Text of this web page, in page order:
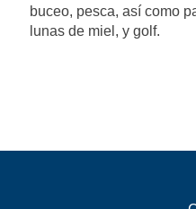
buceo, pesca, así como
lunas de miel, y golf.